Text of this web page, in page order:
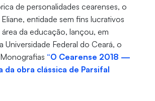
de personalidades cearenses, o
entidade sem fins lucrativos
área da educação, lançou, em
Universidade Federal do Ceará, o
“O Cearense 2018 —
da obra clássica de Parsifal